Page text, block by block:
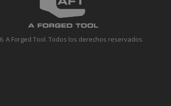
A Forged Tool. Todos los derechos reservados